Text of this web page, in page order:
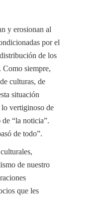
y erosionan al
por el
de los
Como siempre,
culturas, de
situación
lo vertiginoso de
“la noticia”.
de todo”.
de nuestro
que les